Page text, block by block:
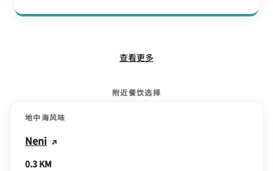
查看更多
附近餐饮选择
地中海风味
Neni
0.3 KM